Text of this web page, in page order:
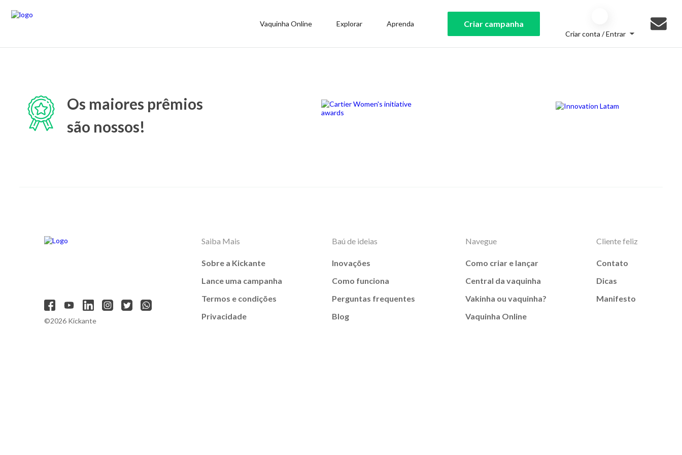
Vaquinha Online Explorar Aprenda Criar campanha
Criar conta / Entrar
Os maiores prêmios
são nossos!
©2026 Kickante
Saiba Mais
Sobre a Kickante
Lance uma campanha
Termos e condições
Privacidade
Baú de ideias
Inovações
Como funciona
Perguntas frequentes
Blog
Navegue
Como criar e lançar
Central da vaquinha
Vakinha ou vaquinha?
Vaquinha Online
Cliente feliz
Contato
Dicas
Manifesto